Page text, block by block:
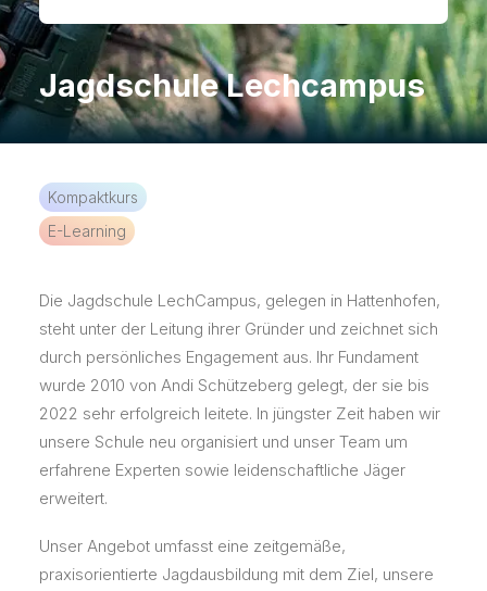
Jagdschule Lechcampus
Kompaktkurs
E-Learning
Die Jagdschule LechCampus, gelegen in Hattenhofen,
steht unter der Leitung ihrer Gründer und zeichnet sich
durch persönliches Engagement aus. Ihr Fundament
wurde 2010 von Andi Schützeberg gelegt, der sie bis
2022 sehr erfolgreich leitete. In jüngster Zeit haben wir
unsere Schule neu organisiert und unser Team um
erfahrene Experten sowie leidenschaftliche Jäger
erweitert.
Unser Angebot umfasst eine zeitgemäße,
praxisorientierte Jagdausbildung mit dem Ziel, unsere